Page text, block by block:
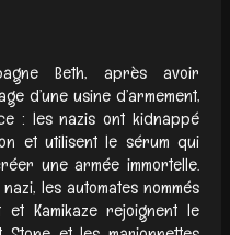
Beth, après avoir
d’une usine d’armement,
: les nazis ont kidnappé
et utilisent le sérum qui
une armée immortelle.
les automates nommés
et Kamikaze rejoignent le